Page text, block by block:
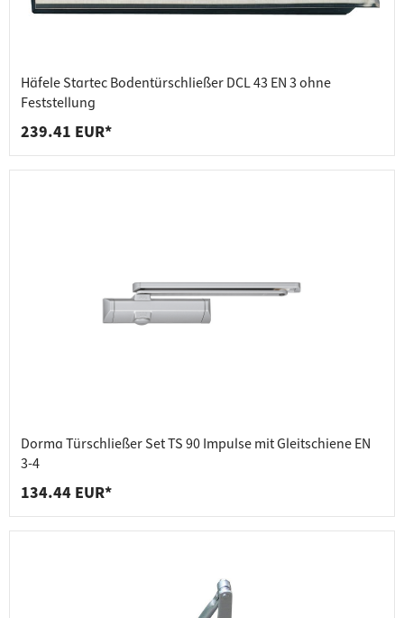
Häfele Startec Bodentürschließer DCL 43 EN 3 ohne
Feststellung
239.41 EUR*
Dorma Türschließer Set TS 90 Impulse mit Gleitschiene EN
3-4
134.44 EUR*